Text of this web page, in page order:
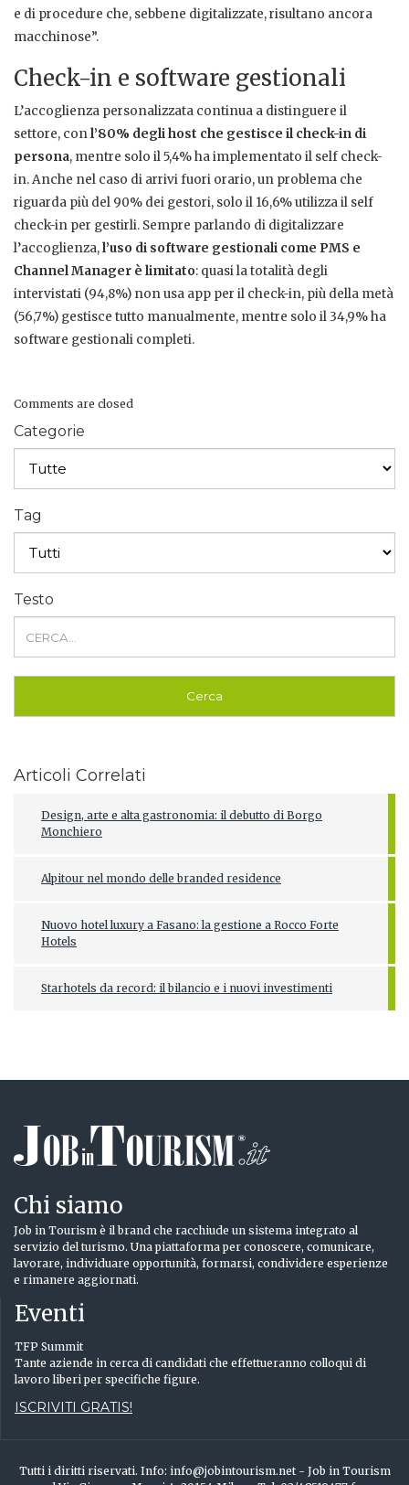
e di procedure che, sebbene digitalizzate, risultano ancora
macchinose”.
Check-in e software gestionali
L’accoglienza personalizzata continua a distinguere il
settore, conl’80% degli host che gestisce il check-in di
persona, mentre solo il 5,4% ha implementato il self check-
in. Anche nel caso di arrivi fuori orario, un problema che
riguarda più del 90% dei gestori, solo il 16,6% utilizza il self
check-in per gestirli. Sempre parlando di digitalizzare
l’accoglienza,l’uso di software gestionali come PMS e
Channel Manager è limitato: quasi la totalità degli
intervistati (94,8%) non usa app per il check-in, più della metà
(56,7%) gestisce tutto manualmente, mentre solo il 34,9% ha
software gestionali completi.
Comments are closed
Categorie
Tag
Testo
Articoli Correlati
Design, arte e alta gastronomia: il debutto di Borgo
Monchiero
Alpitour nel mondo delle branded residence
Nuovo hotel luxury a Fasano: la gestione a Rocco Forte
Hotels
Starhotels da record: il bilancio e i nuovi investimenti
Chi siamo
Job in Tourism è il brand che racchiude un sistema integrato al
servizio del turismo. Una piattaforma per conoscere, comunicare,
lavorare, individuare opportunità, formarsi, condividere esperienze
e rimanere aggiornati.
Eventi
TFP Summit
Tante aziende in cerca di candidati che effettueranno colloqui di
lavoro liberi per specifiche figure.
ISCRIVITI GRATIS!
Tutti i diritti riservati. Info: info@jobintourism.net - Job in Tourism